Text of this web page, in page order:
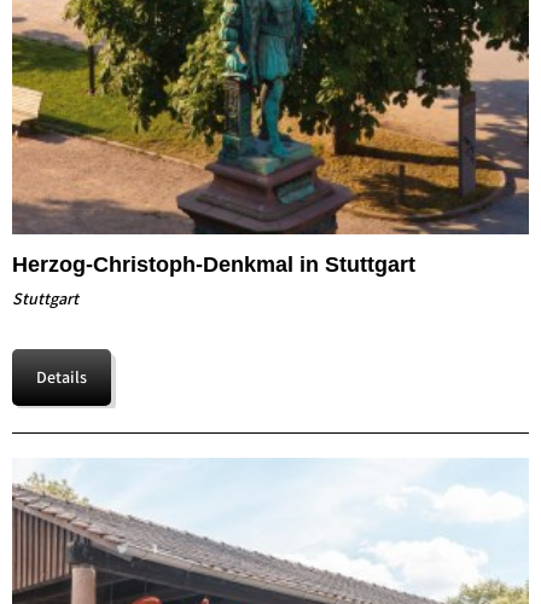
Herzog-Christoph-Denkmal in Stuttgart
Stuttgart
Details